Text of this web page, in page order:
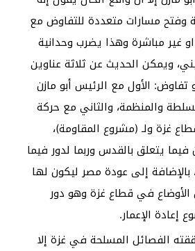
وفتح مسارات متعددة للتفاوض مع
غير مباشرة وهذا يضرب وحدانية
ويمكن الحديث عن ثلاثة عناوين
الأول مع الرئيس أبو مازن
والمنظمة، والثاني مع حركة
غزة ولـ (مشروع المقاومة)،
فيما يتعلق بالقدس وربما لدور فيما
إلى عودة مصر ليكون لها
في قطاع غزة وهو دور
إعادة الإعمار.
الفصائل المسلحة في غزة إلا